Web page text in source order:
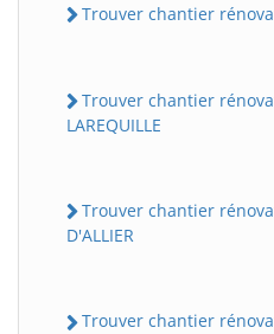
Trouver chantier
Trouver chantier
LAREQUILLE
Trouver chantier
D'ALLIER
Trouver chantier